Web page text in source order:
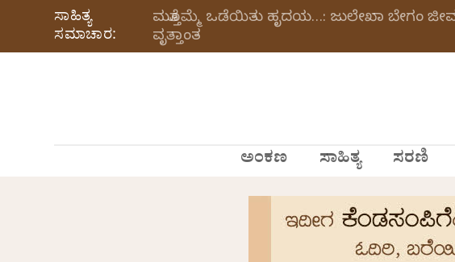
ಸಾಹಿತ್ಯ
ಸಮಾಚಾರ:
ಮತ್ತೊಮ್ಮೆ ಒಡೆಯಿತು ಹೃದಯ…: ಜುಲೇಖಾ ಬೇಗಂ
ವೃತ್ತಾಂತ
ಅಂಕಣ ಸಾಹಿತ್ಯ ಸರಣಿ